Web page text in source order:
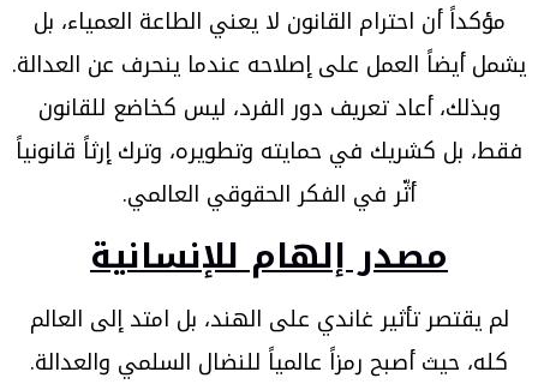
مؤكداً أن احترام القانون لا يعني الطاعة العمياء، بل
يشمل أيضاً العمل على إصلاحه عندما ينحرف عن العدالة.
وبذلك، أعاد تعريف دور الفرد، ليس كخاضع للقانون
فقط، بل كشريك في حمايته وتطويره، وترك إرثاً قانونياً
أثّر في الفكر الحقوقي العالمي.
مصدر إلهام للإنسانية
لم يقتصر تأثير غاندي على الهند، بل امتد إلى العالم
كله، حيث أصبح رمزاً عالمياً للنضال السلمي والعدالة.